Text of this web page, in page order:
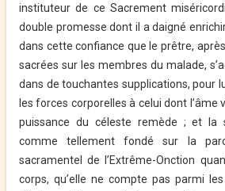
instituteur de ce Sacrement
double promesse dont il a daigné
dans cette confiance que le prêtre,
sacrées sur les membres du malade,
dans de touchantes supplications, pour
les forces corporelles à celui dont l’âme
puissance du céleste remède ; et la
comme tellement fondé sur la
sacramentel de l’Extrême-Onction
corps, qu’elle ne compte pas parmi